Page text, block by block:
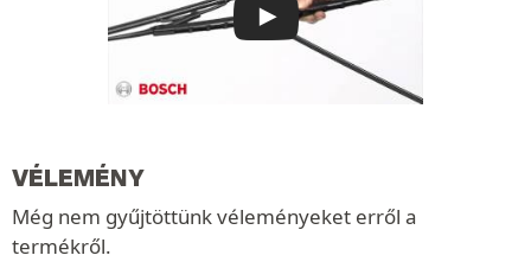
VÉLEMÉNY
Még nem gyűjtöttünk véleményeket erről a
termékről.